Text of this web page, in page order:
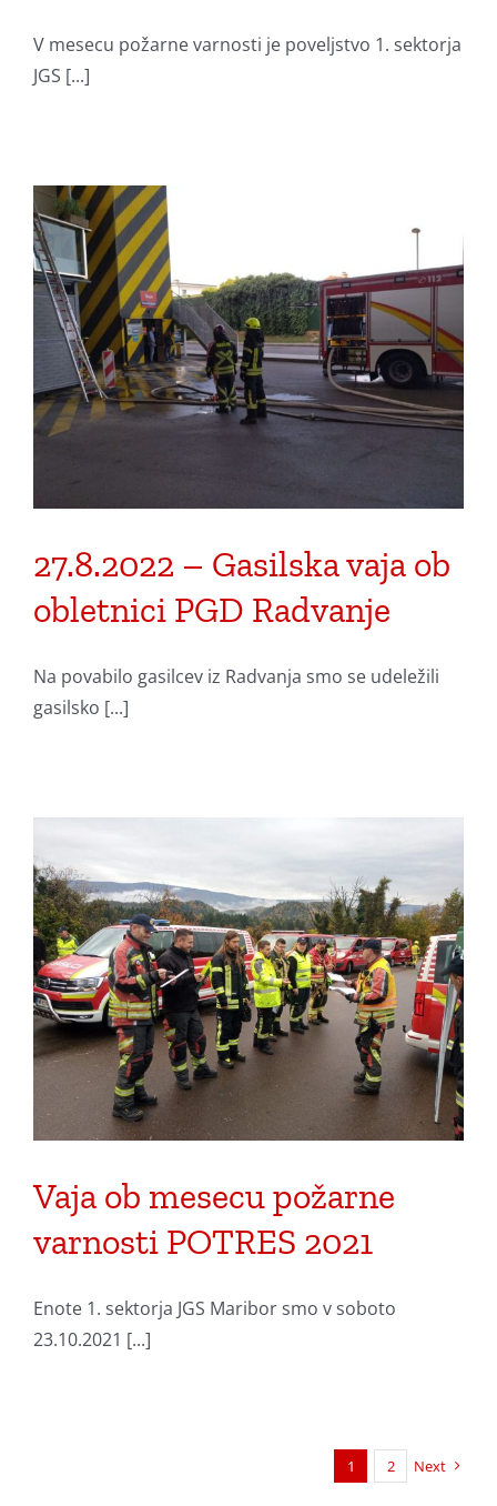
V mesecu požarne varnosti je poveljstvo 1. sektorja
JGS [...]
27.8.2022 – Gasilska vaja ob
obletnici PGD Radvanje
Na povabilo gasilcev iz Radvanja smo se udeležili
gasilsko [...]
Vaja ob mesecu požarne
varnosti POTRES 2021
Enote 1. sektorja JGS Maribor smo v soboto
23.10.2021 [...]
1 2 Next